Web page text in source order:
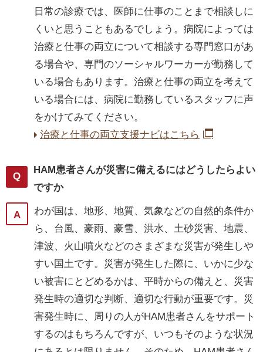
日常の診療では、医師に仕事のことまで相談しに
くいと思うこともあるでしょう。病院によっては
治療と仕事の両立について相談する専門窓口があ
る場合や、専門のソーシャルワーカーが勤務して
いる場合もあります。治療と仕事の両立を考えて
いる場合には、病院に勤務しているスタッフに声
をかけてみてください。
治療と仕事の両立支援ナビはこちら
HAM患者さんが災害に備えるにはどうしたらよい
ですか
わが国は、地形、地質、気象などの自然的条件か
ら、台風、豪雨、豪雪、洪水、土砂災害、地震、
津波、火山噴火などのさまざまな災害が発生しや
すい国土です。災害が発生した際に、いかに少な
い被害にとどめるかは、平時からの備えと、災害
発生時の適切な判断、適切な行動が重要です。災
害発生時に、周りの人がHAM患者さんをサポート
するのはもちろんですが、いつもそのような状況